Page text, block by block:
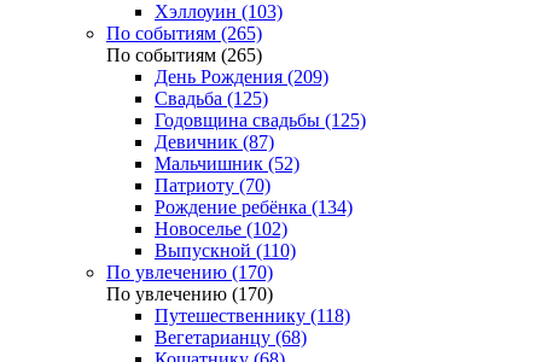
Хэллоуин (103)
По событиям (265)
По событиям (265)
День Рождения (209)
Свадьба (125)
Годовщина свадьбы (125)
Девичник (87)
Мальчишник (52)
Патриоту (70)
Рождение ребёнка (134)
Новоселье (102)
Выпускной (110)
По увлечению (170)
По увлечению (170)
Путешественнику (118)
Вегетарианцу (68)